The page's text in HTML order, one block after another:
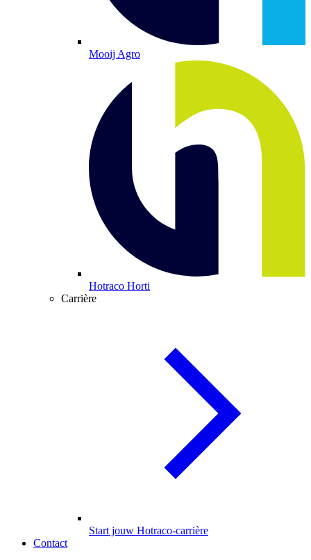
Mooij Agro
Hotraco Horti
Carrière
Start jouw Hotraco-carrière
Contact